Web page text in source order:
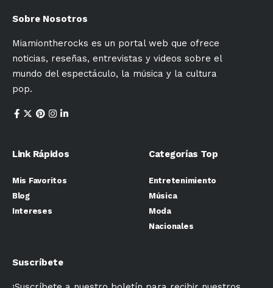
Sobre Nosotros
Miamiontherocks es un portal web que ofrece
noticias, reseñas, entrevistas y videos sobre el
mundo del espectáculo, la música y la cultura
pop.
Link Rápidos
Mis Favoritos
Blog
Intereses
Categorías Top
Entretenimiento
Música
Moda
Nacionales
Suscríbete